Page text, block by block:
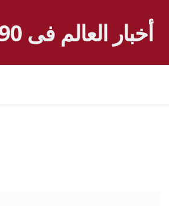
أخبار العالم فى 90 دقيقة